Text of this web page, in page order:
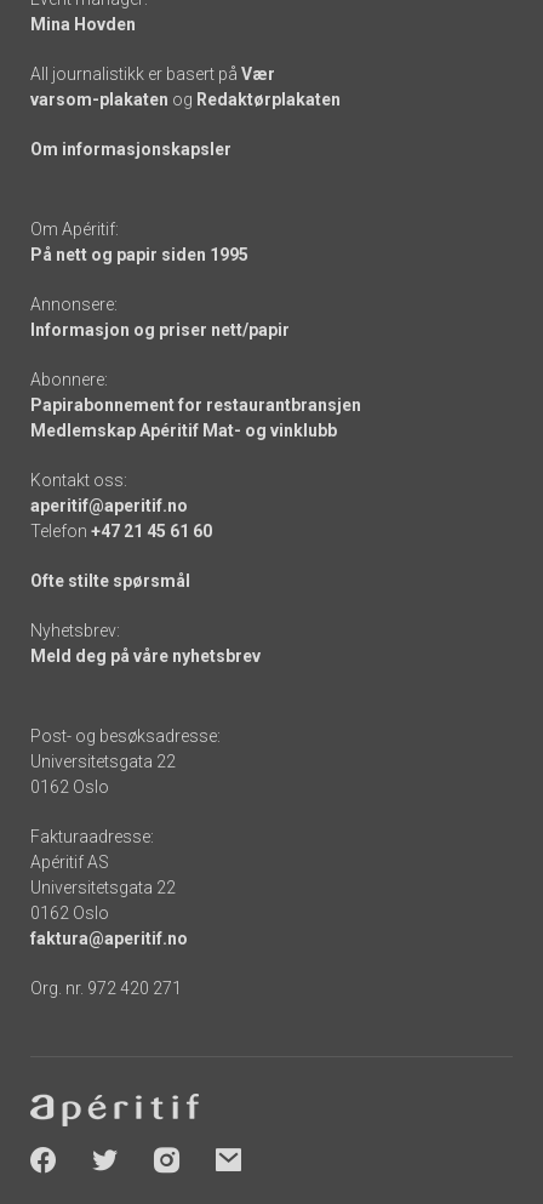
Mina Hovden
All journalistikk er basert på Vær
varsom-plakaten og Redaktørplakaten
Om informasjonskapsler
Om Apéritif:
På nett og papir siden 1995
Annonsere:
Informasjon og priser nett/papir
Abonnere:
Papirabonnement for restaurantbransjen
Medlemskap Apéritif Mat- og vinklubb
Kontakt oss:
aperitif@aperitif.no
Telefon +47 21 45 61 60
Ofte stilte spørsmål
Nyhetsbrev:
Meld deg på våre nyhetsbrev
Post- og besøksadresse:
Universitetsgata 22
0162 Oslo
Fakturaadresse:
Apéritif AS
Universitetsgata 22
0162 Oslo
faktura@aperitif.no
Org. nr. 972 420 271
-
socials